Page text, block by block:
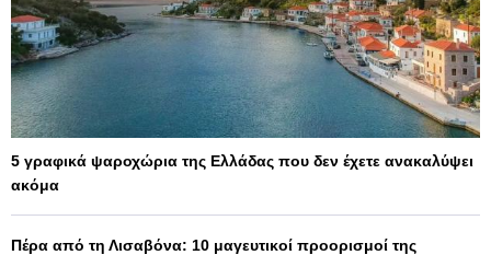
5 γραφικά ψαροχώρια της Ελλάδας που δεν έχετε ανακαλύψει
ακόμα
Πέρα από τη Λισαβόνα: 10 μαγευτικοί προορισμοί της